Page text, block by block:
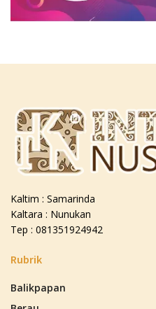
Kaltim : Samarinda
Kaltara : Nunukan
Tep : 081351924942
Rubrik
Balikpapan